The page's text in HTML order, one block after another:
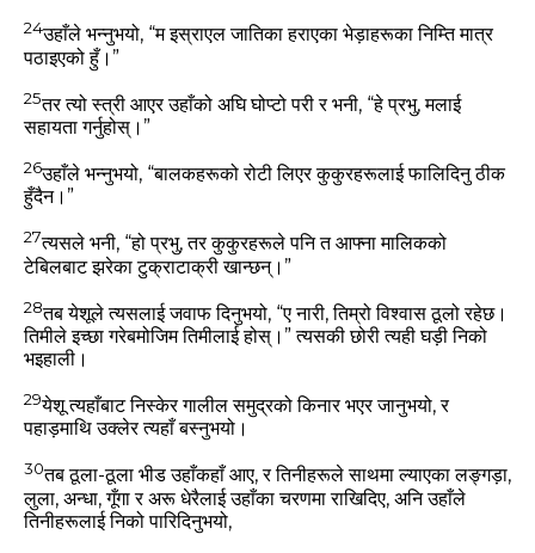
24उहाँले भन्‍नुभयो, “म इस्राएल जातिका हराएका भेड़ाहरूका निम्‍ति मात्र
पठाइएको हुँ।”
25तर त्‍यो स्‍त्री आएर उहाँको अघि घोप्‍टो परी र भनी, “हे प्रभु, मलाई
सहायता गर्नुहोस्‌।”
26उहाँले भन्‍नुभयो, “बालकहरूको रोटी लिएर कुकुरहरूलाई फालिदिनु ठीक
हुँदैन।”
27त्‍यसले भनी, “हो प्रभु, तर कुकुरहरूले पनि त आफ्‍ना मालिकको
टेबिलबाट झरेका टुक्राटाक्री खान्‍छन्‌।”
28तब येशूले त्‍यसलाई जवाफ दिनुभयो, “ए नारी, तिम्रो विश्‍वास ठूलो रहेछ।
तिमीले इच्‍छा गरेबमोजिम तिमीलाई होस्‌।”त्‍यसकी छोरी त्‍यही घड़ी निको
भइहाली।
29येशू त्‍यहाँबाट निस्‍केर गालील समुद्रको किनार भएर जानुभयो, र
पहाड़माथि उक्‍लेर त्‍यहाँ बस्‍नुभयो।
30तब ठूला-ठूला भीड उहाँकहाँ आए, र तिनीहरूले साथमा ल्‍याएका लङ्गड़ा,
लुला, अन्‍धा, गूँगा र अरू धेरैलाई उहाँका चरणमा राखिदिए, अनि उहाँले
तिनीहरूलाई निको पारिदिनुभयो,